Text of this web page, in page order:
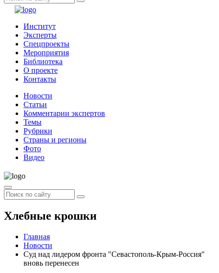
Институт
Эксперты
Спецпроекты
Мероприятия
Библиотека
О проекте
Контакты
Новости
Статьи
Комментарии экспертов
Темы
Рубрики
Страны и регионы
Фото
Видео
Хлебные крошки
Главная
Новости
Суд над лидером фронта "Севастополь-Крым-Россия"
вновь перенесен